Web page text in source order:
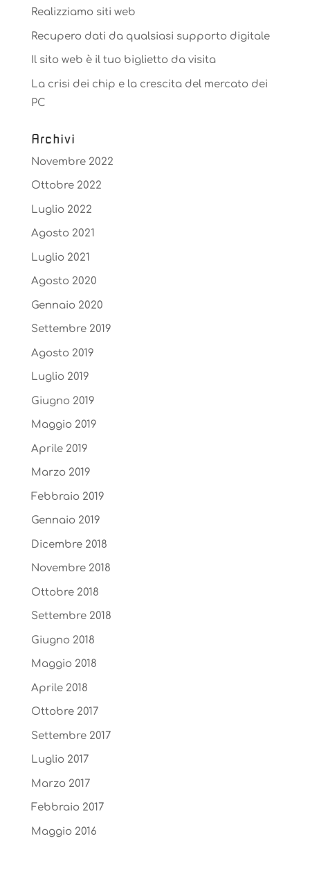
Realizziamo siti web
Recupero dati da qualsiasi supporto digitale
Il sito web è il tuo biglietto da visita
La crisi dei chip e la crescita del mercato dei
PC
Archivi
Novembre 2022
Ottobre 2022
Luglio 2022
Agosto 2021
Luglio 2021
Agosto 2020
Gennaio 2020
Settembre 2019
Agosto 2019
Luglio 2019
Giugno 2019
Maggio 2019
Aprile 2019
Marzo 2019
Febbraio 2019
Gennaio 2019
Dicembre 2018
Novembre 2018
Ottobre 2018
Settembre 2018
Giugno 2018
Maggio 2018
Aprile 2018
Ottobre 2017
Settembre 2017
Luglio 2017
Marzo 2017
Febbraio 2017
Maggio 2016